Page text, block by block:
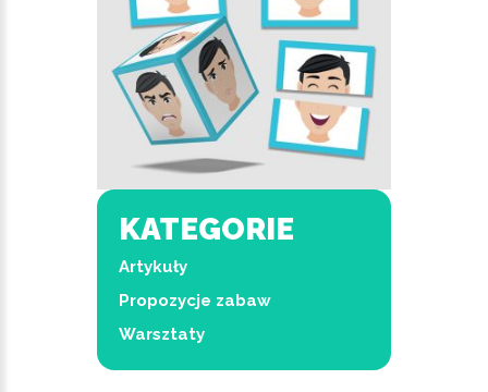
KATEGORIE
Artykuły
Propozycje zabaw
Warsztaty